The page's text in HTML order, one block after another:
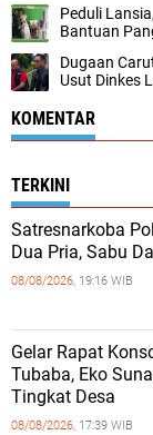
Peduli
Bantuan
Dugaan
Usut Dinkes
KOMENTAR
TERKINI
Satresnarkoba
Dua Pria, Sabu
08/08/2026, 19:16 WIB
Gelar Rapat
Tubaba, Eko
Tingkat Desa
08/08/2026, 17:39 WIB